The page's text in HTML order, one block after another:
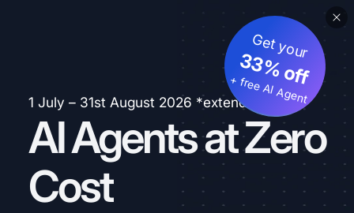
1 July – 31st August 2026 *extended
AI Agents at Zero
Cost
Get your
33% off
+ free AI Agent